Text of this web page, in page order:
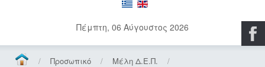
Πέμπτη, 06 Αύγουστος 2026
/ Προσωπικό / Μέλη Δ.Ε.Π.
/